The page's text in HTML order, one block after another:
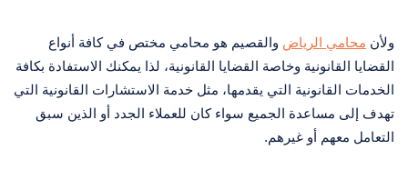
ولأن محامي الرياض والقصيم هو محامي مختص في كافة أنواع
القضايا القانونية وخاصة القضايا القانونية، لذا يمكنك الاستفادة بكافة
الخدمات القانونية التي يقدمها، مثل خدمة الاستشارات القانونية التي
تهدف إلى مساعدة الجميع سواء كان للعملاء الجدد أو الذين سبق
التعامل معهم أو غيرهم.